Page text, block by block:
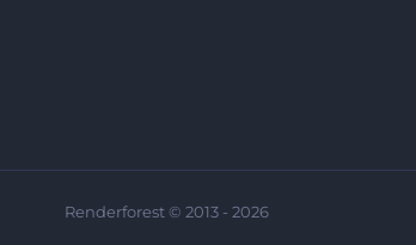
Renderforest © 2013 - 2026